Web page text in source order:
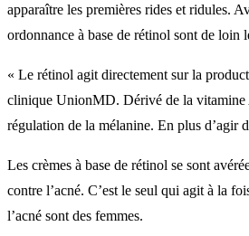
apparaître les premières rides et ridules.
ordonnance à base de rétinol sont de loin
« Le rétinol agit directement sur la
clinique UnionMD. Dérivé de la vitamine
régulation de la mélanine. En plus d’agir
Les crèmes à base de rétinol se sont
contre l’acné. C’est le seul qui agit à la
l’acné sont des femmes.